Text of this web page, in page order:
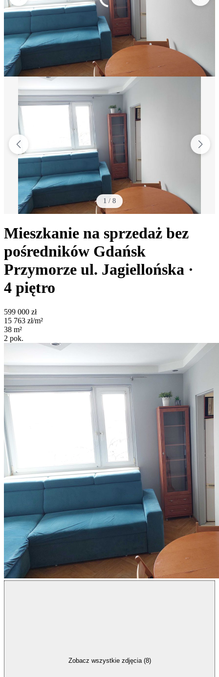
1 / 8
Mieszkanie na sprzedaż bez
pośredników Gdańsk
Przymorze ul. Jagiellońska ·
4 piętro
599 000 zł
15 763 zł/m²
38 m²
2 pok.
Zobacz wszystkie zdjęcia (8)